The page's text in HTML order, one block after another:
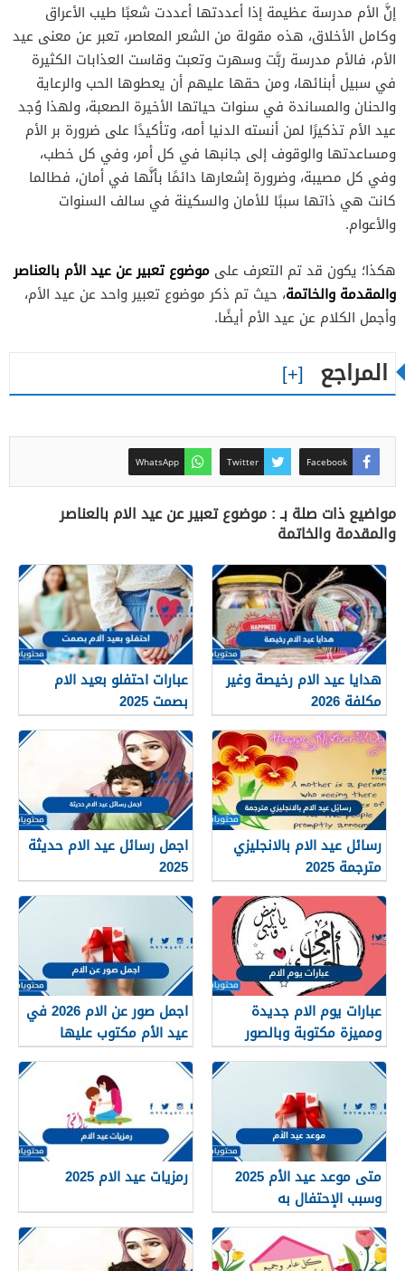
إنَّ الأم مدرسة عظيمة إذا أعددتها أعددت شعبًا طيب الأعراق
وكامل الأخلاق، هذه مقولة من الشعر المعاصر، تعبر عن معنى عيد
الأم، فالأم مدرسة ربَّت وسهرت وتعبت وقاست العذابات الكثيرة
في سبيل أبنائها، ومن حقها عليهم أن يعطوها الحب والرعاية
والحنان والمساندة في سنوات حياتها الأخيرة الصعبة، ولهذا وُجد
عيد الأم تذكيرًا لمن أنسته الدنيا أمه، وتأكيدًا على ضرورة بر الأم
ومساعدتها والوقوف إلى جانبها في كل أمر، وفي كل خطب،
وفي كل مصيبة، وضرورة إشعارها دائمًا بأنَّها في أمان، فطالما
كانت هي ذاتها سببًا للأمان والسكينة في سالف السنوات
والأعوام.
هكذا؛ يكون قد تم التعرف على موضوع تعبير عن عيد الأم بالعناصر
والمقدمة والخاتمة، حيث تم ذكر موضوع تعبير واحد عن عيد الأم،
وأجمل الكلام عن عيد الأم أيضًا.
المراجع
Facebook
Twitter
WhatsApp
مواضيع ذات صلة بـ : موضوع تعبير عن عيد الام بالعناصر
والمقدمة والخاتمة
هدايا عيد الام رخيصة وغير
مكلفة 2026
عبارات احتفلو بعيد الام
بصمت 2025
رسائل عيد الام بالانجليزي
مترجمة 2025
اجمل رسائل عيد الام حديثة
2025
عبارات يوم الام جديدة
ومميزة مكتوبة وبالصور
2025
اجمل صور عن الام 2026 في
عيد الأم مكتوب عليها
متى موعد عيد الأم 2025
وسبب الإحتفال به
رمزيات عيد الام 2025